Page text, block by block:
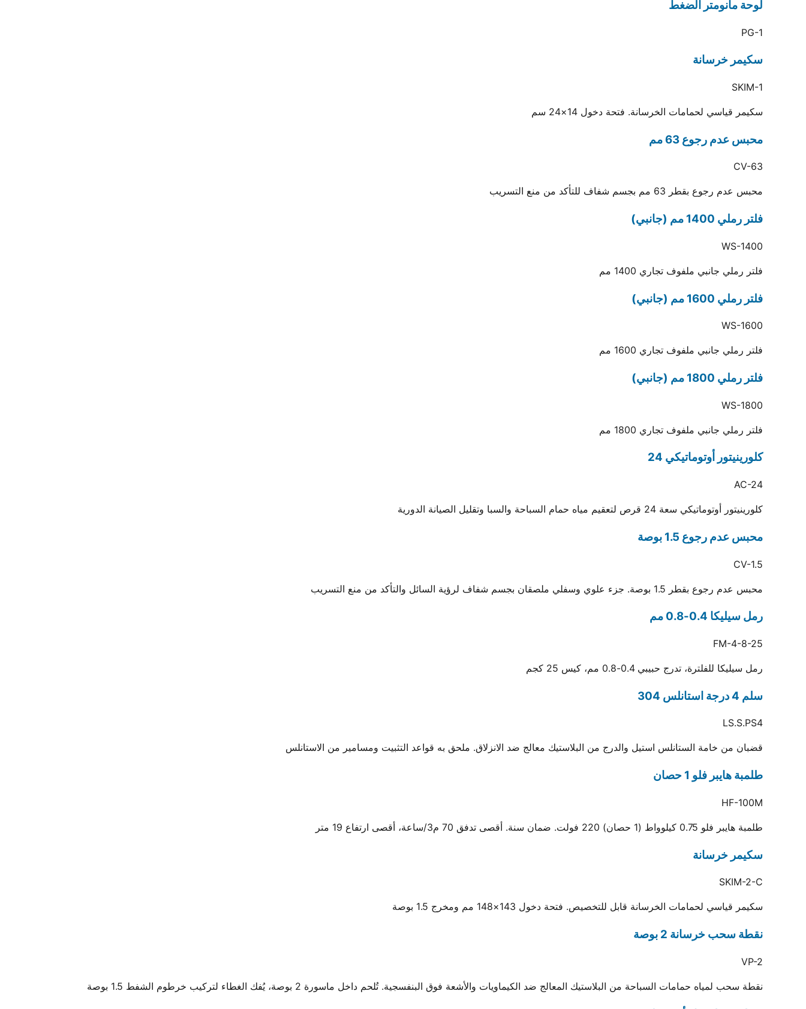
لوحة مانومتر الضغط
PG-1
سكيمر خرسانة
SKIM-1
سكيمر قياسي لحمامات الخرسانة. فتحة دخول 14×24 سم
محبس عدم رجوع 63 مم
CV-63
محبس عدم رجوع بقطر 63 مم بجسم شفاف للتأكد من منع التسريب
فلتر رملي 1400 مم (جانبي)
WS-1400
فلتر رملي جانبي ملفوف تجاري 1400 مم
فلتر رملي 1600 مم (جانبي)
WS-1600
فلتر رملي جانبي ملفوف تجاري 1600 مم
فلتر رملي 1800 مم (جانبي)
WS-1800
فلتر رملي جانبي ملفوف تجاري 1800 مم
كلورينيتور أوتوماتيكي 24
AC-24
كلورينيتور أوتوماتيكي سعة 24 قرص لتعقيم مياه حمام السباحة والسبا وتقليل الصيانة الدورية
محبس عدم رجوع 1.5 بوصة
CV-1.5
محبس عدم رجوع بقطر 1.5 بوصة. جزء علوي وسفلي ملصقان بجسم شفاف لرؤية السائل والتأكد من منع التسريب
رمل سيليكا 0.4-0.8 مم
FM-4-8-25
رمل سيليكا للفلترة، تدرج حبيبي 0.4-0.8 مم، كيس 25 كجم
سلم 4 درجة استانلس 304
LS.S.PS4
قضبان من خامة الستانلس استيل والدرج من البلاستيك معالج ضد الانزلاق. ملحق به قواعد التثبيت ومسامير من الاستانلس
طلمبة هايبر فلو 1 حصان
HF-100M
طلمبة هايبر فلو 0.75 كيلوواط (1 حصان) 220 فولت. ضمان سنة. أقصى تدفق 70 م3/ساعة، أقصى ارتفاع 19 متر
سكيمر خرسانة
SKIM-2-C
سكيمر قياسي لحمامات الخرسانة قابل للتخصيص. فتحة دخول 143×148 مم ومخرج 1.5 بوصة
نقطة سحب خرسانة 2 بوصة
VP-2
نقطة سحب لمياه حمامات السباحة من البلاستيك المعالج ضد الكيماويات والأشعة فوق البنفسجية. تُلحم داخل ماسورة 2 بوصة، يُفك الغطاء لتركيب خرطوم الشفط 1.5 بوصة